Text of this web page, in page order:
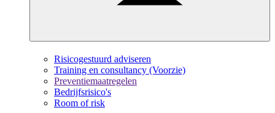
Risicogestuurd adviseren
Training en consultancy (Voorzie)
Preventiemaatregelen
Bedrijfsrisico's
Room of risk